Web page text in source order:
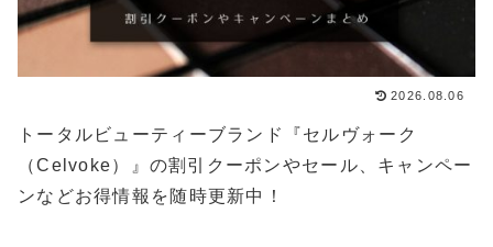
2026.08.06
トータルビューティーブランド『セルヴォーク
（Celvoke）』の割引クーポンやセール、キャンペー
ンなどお得情報を随時更新中！